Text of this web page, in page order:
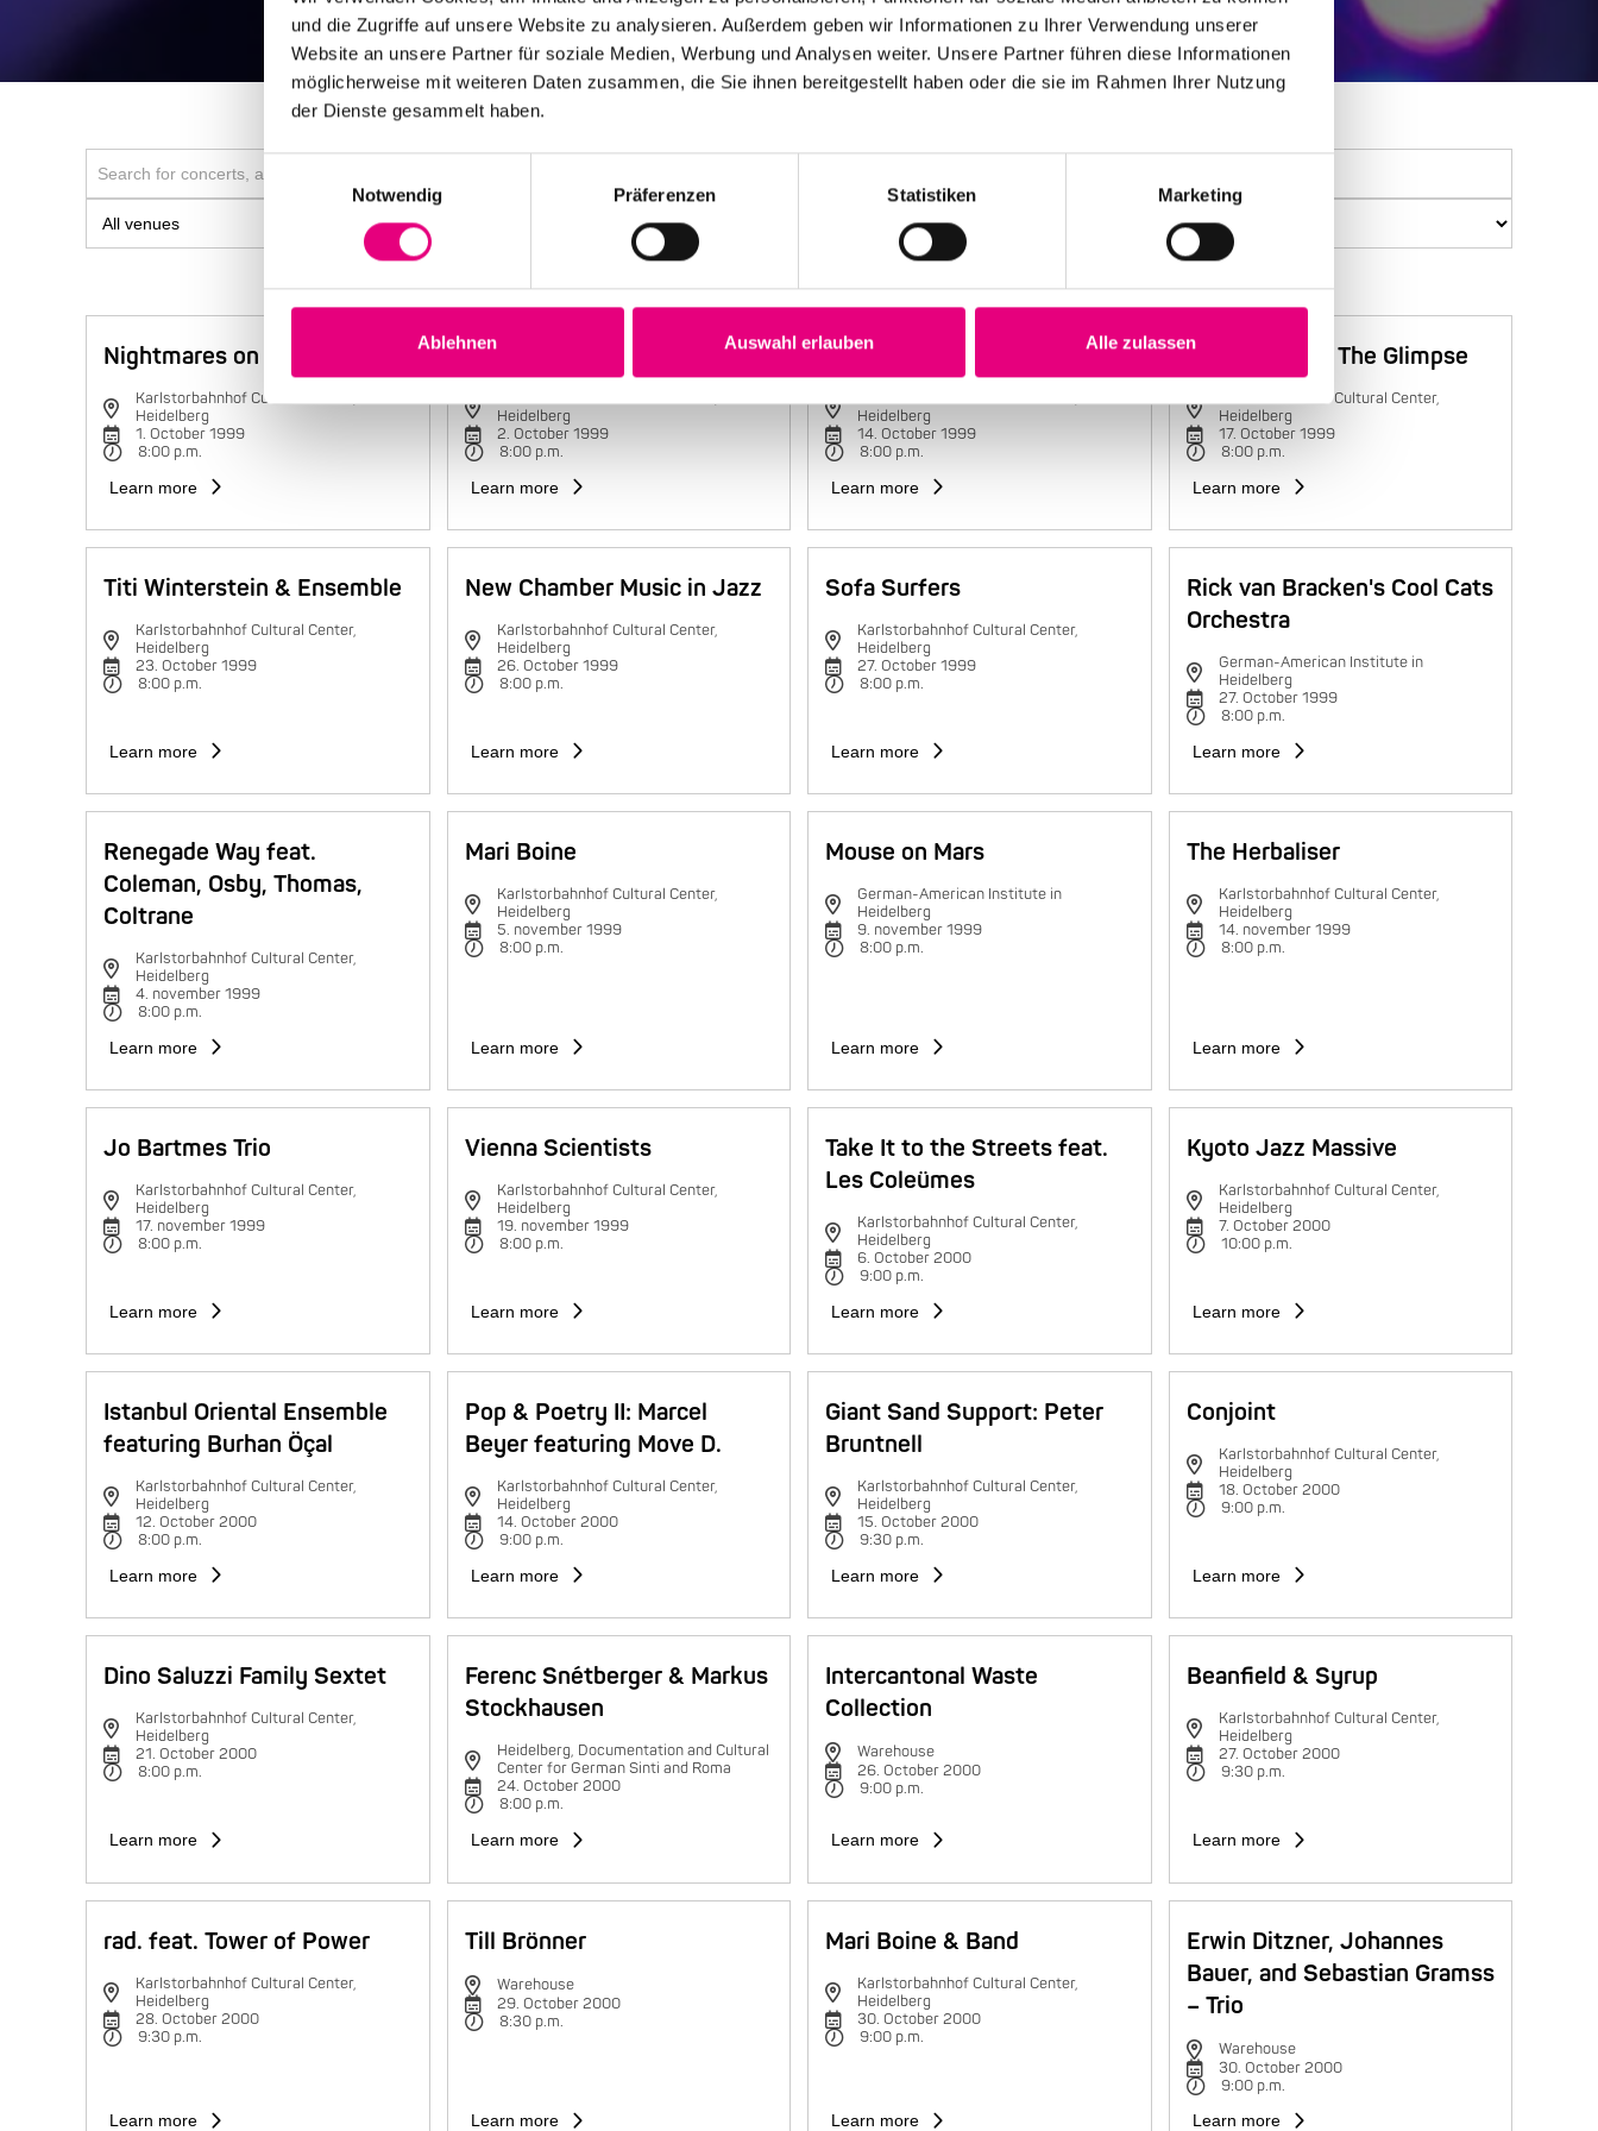
und die Zugriffe auf unsere Website zu analysieren. Außerdem geben wir Informationen zu Ihrer Verwendung unserer
Website an unsere Partner für soziale Medien, Werbung und Analysen weiter. Unsere Partner führen diese Informationen
möglicherweise mit weiteren Daten zusammen, die Sie ihnen bereitgestellt haben oder die sie im Rahmen Ihrer Nutzung
der Dienste gesammelt haben.
Notwendig
Präferenzen Statistiken Marketing
Ablehnen Auswahl erlauben Alle zulassen
Nightmares on Wax
Karlstorbahnhof Cultural Center,
Heidelberg
1. October 1999
8:00 p.m.
Learn more
Charlie Mariano Group
Heidelberg
2. October 1999
8:00 p.m.
Learn more
Maria João Trio
Heidelberg
14. October 1999
8:00 p.m.
Learn more
Trilok Gurtu & The Glimpse
Karlstorbahnhof Cultural Center,
Heidelberg
17. October 1999
8:00 p.m.
Learn more
Titi Winterstein & Ensemble
Karlstorbahnhof Cultural Center,
Heidelberg
23. October 1999
8:00 p.m.
Learn more
New Chamber Music in Jazz
Karlstorbahnhof Cultural Center,
Heidelberg
26. October 1999
8:00 p.m.
Learn more
Sofa Surfers
Karlstorbahnhof Cultural Center,
Heidelberg
27. October 1999
8:00 p.m.
Learn more
Rick van Bracken's Cool Cats
Orchestra
German-American Institute in
Heidelberg
27. October 1999
8:00 p.m.
Learn more
Renegade Way feat.
Coleman, Osby, Thomas,
Coltrane
Karlstorbahnhof Cultural Center,
Heidelberg
4. november 1999
8:00 p.m.
Learn more
Mari Boine
Karlstorbahnhof Cultural Center,
Heidelberg
5. november 1999
8:00 p.m.
Learn more
Mouse on Mars
German-American Institute in
Heidelberg
9. november 1999
8:00 p.m.
Learn more
The Herbaliser
Karlstorbahnhof Cultural Center,
Heidelberg
14. november 1999
8:00 p.m.
Learn more
Jo Bartmes Trio
Karlstorbahnhof Cultural Center,
Heidelberg
17. november 1999
8:00 p.m.
Learn more
Vienna Scientists
Karlstorbahnhof Cultural Center,
Heidelberg
19. november 1999
8:00 p.m.
Learn more
Take It to the Streets feat.
Les Coleümes
Karlstorbahnhof Cultural Center,
Heidelberg
6. October 2000
9:00 p.m.
Learn more
Kyoto Jazz Massive
Karlstorbahnhof Cultural Center,
Heidelberg
7. October 2000
10:00 p.m.
Learn more
Istanbul Oriental Ensemble
featuring Burhan Öçal
Karlstorbahnhof Cultural Center,
Heidelberg
12. October 2000
8:00 p.m.
Learn more
Pop & Poetry II: Marcel
Beyer featuring Move D.
Karlstorbahnhof Cultural Center,
Heidelberg
14. October 2000
9:00 p.m.
Learn more
Giant Sand Support: Peter
Bruntnell
Karlstorbahnhof Cultural Center,
Heidelberg
15. October 2000
9:30 p.m.
Learn more
Conjoint
Karlstorbahnhof Cultural Center,
Heidelberg
18. October 2000
9:00 p.m.
Learn more
Dino Saluzzi Family Sextet
Karlstorbahnhof Cultural Center,
Heidelberg
21. October 2000
8:00 p.m.
Learn more
Ferenc Snétberger & Markus
Stockhausen
Heidelberg, Documentation and Cultural
Center for German Sinti and Roma
24. October 2000
8:00 p.m.
Learn more
Intercantonal Waste
Collection
Warehouse
26. October 2000
9:00 p.m.
Learn more
Beanfield & Syrup
Karlstorbahnhof Cultural Center,
Heidelberg
27. October 2000
9:30 p.m.
Learn more
rad. feat. Tower of Power
Karlstorbahnhof Cultural Center,
Heidelberg
28. October 2000
9:30 p.m.
Learn more
Till Brönner
Warehouse
29. October 2000
8:30 p.m.
Learn more
Mari Boine & Band
Karlstorbahnhof Cultural Center,
Heidelberg
30. October 2000
9:00 p.m.
Learn more
Erwin Ditzner, Johannes
Bauer, and Sebastian Gramss
– Trio
Warehouse
30. October 2000
9:00 p.m.
Learn more